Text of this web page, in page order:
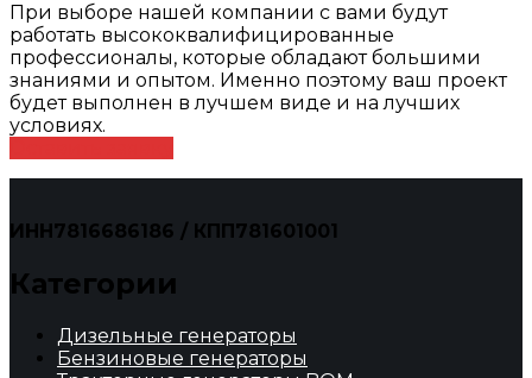
При выборе нашей компании с вами будут
работать высококвалифицированные
профессионалы, которые обладают большими
знаниями и опытом. Именно поэтому ваш проект
будет выполнен в лучшем виде и на лучших
условиях.
ИНН7816686186 / КПП781601001
Категории
Дизельные генераторы
Бензиновые генераторы